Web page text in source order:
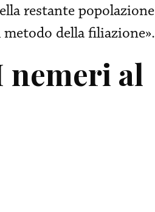
restante popolazione
della filiazione».
al